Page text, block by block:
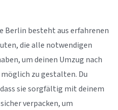
Berlin besteht aus erfahrenen
die alle notwendigen
um deinen Umzug nach
zu gestalten. Du
sie sorgfältig mit deinem
verpacken, um